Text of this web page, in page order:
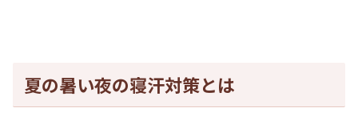
夏の暑い夜の寝汗対策とは